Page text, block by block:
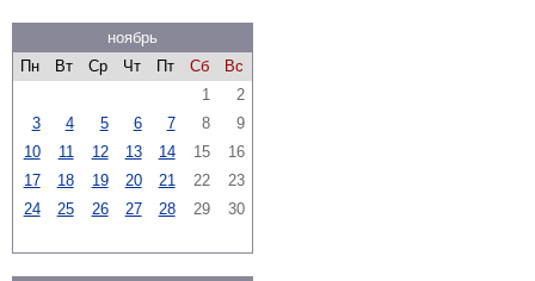
ноябрь
Пн
Вт Ср Чт Пт Сб
Вс
1
2
3
4 5 6 7 8
9
10
11 12 13 14 15
16
17
18 19 20 21 22
23
24
25 26 27 28 29 30